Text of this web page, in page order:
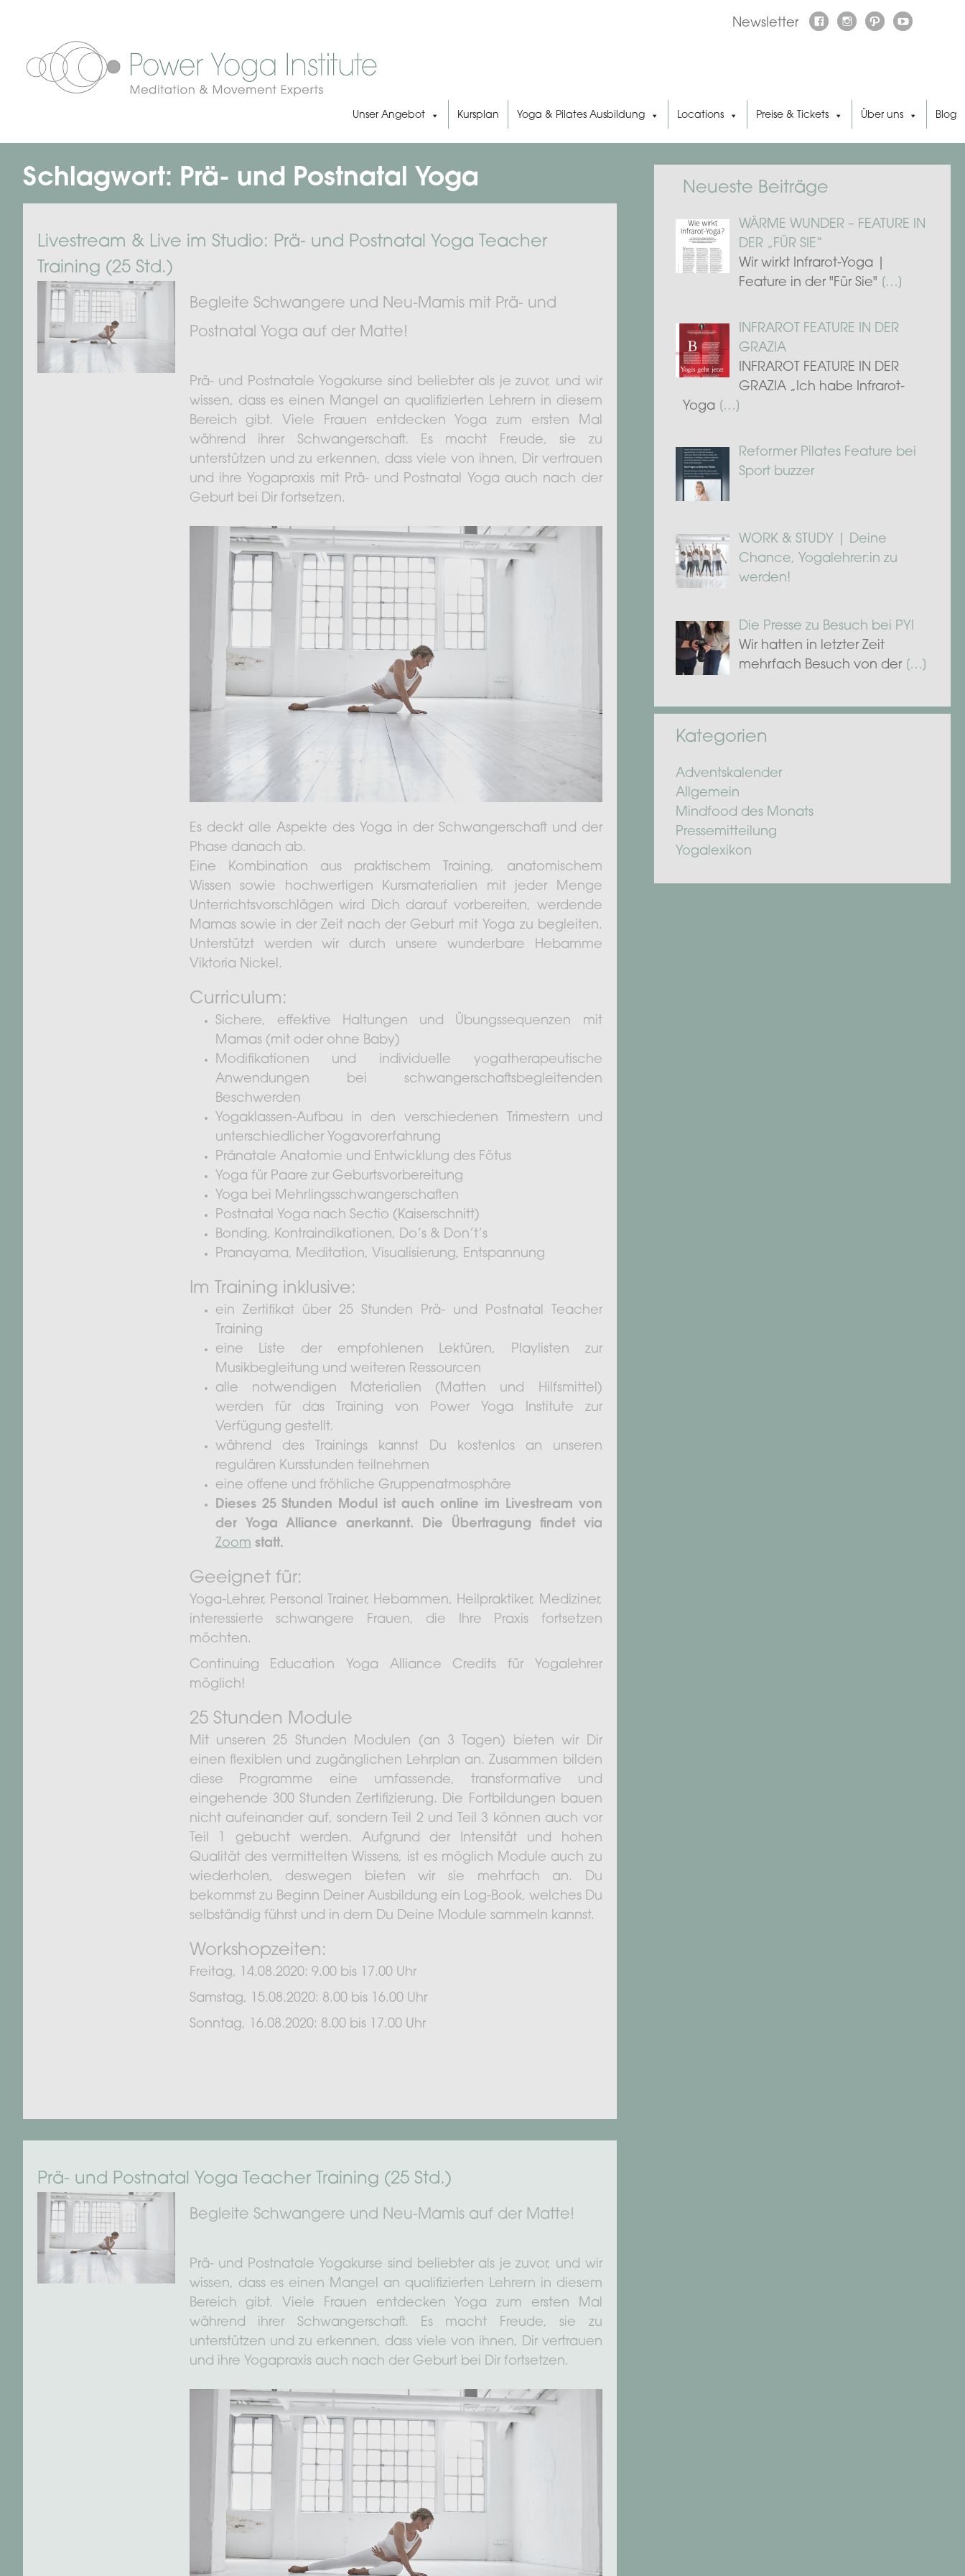
Newsletter
Unser Angebot Kursplan Yoga & Pilates Ausbildung Locations Preise & Tickets Über uns Blog
Schlagwort: Prä- und Postnatal Yoga
Livestream & Live im Studio: Prä- und Postnatal Yoga Teacher
Training (25 Std.)
Begleite Schwangere und Neu-Mamis mit Prä- und
Postnatal Yoga auf der Matte!
Prä- und Postnatale Yogakurse sind beliebter als je zuvor, und wir
wissen, dass es einen Mangel an qualifizierten Lehrern in diesem
Bereich gibt. Viele Frauen entdecken Yoga zum ersten Mal
während ihrer Schwangerschaft. Es macht Freude, sie zu
unterstützen und zu erkennen, dass viele von ihnen, Dir vertrauen
und ihre Yogapraxis mit Prä- und Postnatal Yoga auch nach der
Geburt bei Dir fortsetzen.
Es deckt alle Aspekte des Yoga in der Schwangerschaft und der
Phase danach ab.
Eine Kombination aus praktischem Training, anatomischem
Wissen sowie hochwertigen Kursmaterialien mit jeder Menge
Unterrichtsvorschlägen wird Dich darauf vorbereiten, werdende
Mamas sowie in der Zeit nach der Geburt mit Yoga zu begleiten.
Unterstützt werden wir durch unsere wunderbare Hebamme
Viktoria Nickel.
Curriculum:
Sichere, effektive Haltungen und Übungssequenzen mit
Mamas (mit oder ohne Baby)
Modifikationen und individuelle yogatherapeutische
Anwendungen bei schwangerschaftsbegleitenden
Beschwerden
Yogaklassen-Aufbau in den verschiedenen Trimestern und
unterschiedlicher Yogavorerfahrung
Pränatale Anatomie und Entwicklung des Fötus
Yoga für Paare zur Geburtsvorbereitung
Yoga bei Mehrlingsschwangerschaften
Postnatal Yoga nach Sectio (Kaiserschnitt)
Bonding, Kontraindikationen, Do’s & Don’t’s
Pranayama, Meditation, Visualisierung, Entspannung
Im Training inklusive:
ein Zertifikat über 25 Stunden Prä- und Postnatal Teacher
Training
eine Liste der empfohlenen Lektüren, Playlisten zur
Musikbegleitung und weiteren Ressourcen
alle notwendigen Materialien (Matten und Hilfsmittel)
werden für das Training von Power Yoga Institute zur
Verfügung gestellt.
während des Trainings kannst Du kostenlos an unseren
regulären Kursstunden teilnehmen
eine offene und fröhliche Gruppenatmosphäre
Dieses 25 Stunden Modul ist auch online im Livestream von
der Yoga Alliance anerkannt. Die Übertragung findet via
Zoom statt.
Geeignet für:
Yoga-Lehrer, Personal Trainer, Hebammen, Heilpraktiker, Mediziner,
interessierte schwangere Frauen, die Ihre Praxis fortsetzen
möchten.
Continuing Education Yoga Alliance Credits für Yogalehrer
möglich!
25 Stunden Module
Mit unseren 25 Stunden Modulen (an 3 Tagen) bieten wir Dir
einen flexiblen und zugänglichen Lehrplan an. Zusammen bilden
diese Programme eine umfassende, transformative und
eingehende 300 Stunden Zertifizierung. Die Fortbildungen bauen
nicht aufeinander auf, sondern Teil 2 und Teil 3 können auch vor
Teil 1 gebucht werden. Aufgrund der Intensität und hohen
Qualität des vermittelten Wissens, ist es möglich Module auch zu
wiederholen, deswegen bieten wir sie mehrfach an. Du
bekommst zu Beginn Deiner Ausbildung ein Log-Book, welches Du
selbständig führst und in dem Du Deine Module sammeln kannst.
Workshopzeiten:
Freitag, 14.08.2020: 9.00 bis 17.00 Uhr
Samstag, 15.08.2020: 8.00 bis 16.00 Uhr
Sonntag, 16.08.2020: 8.00 bis 17.00 Uhr
Prä- und Postnatal Yoga Teacher Training (25 Std.)
Begleite Schwangere und Neu-Mamis auf der Matte!
Prä- und Postnatale Yogakurse sind beliebter als je zuvor, und wir
wissen, dass es einen Mangel an qualifizierten Lehrern in diesem
Bereich gibt. Viele Frauen entdecken Yoga zum ersten Mal
während ihrer Schwangerschaft. Es macht Freude, sie zu
unterstützen und zu erkennen, dass viele von ihnen, Dir vertrauen
und ihre Yogapraxis auch nach der Geburt bei Dir fortsetzen.
Neueste Beiträge
WÄRME WUNDER – FEATURE IN
DER „FÜR SIE“
Wir wirkt Infrarot-Yoga |
Feature in der "Für Sie" […]
INFRAROT FEATURE IN DER
GRAZIA
INFRAROT FEATURE IN DER
GRAZIA „Ich habe Infrarot-
Yoga […]
Reformer Pilates Feature bei
Sport buzzer
WORK & STUDY | Deine
Chance, Yogalehrer:in zu
werden!
Die Presse zu Besuch bei PYI
Wir hatten in letzter Zeit
mehrfach Besuch von der […]
Kategorien
Adventskalender
Allgemein
Mindfood des Monats
Pressemitteilung
Yogalexikon